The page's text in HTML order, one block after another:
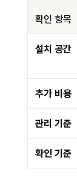
확인 항목
설치 공간
추가 비용
관리 기준
확인 기준